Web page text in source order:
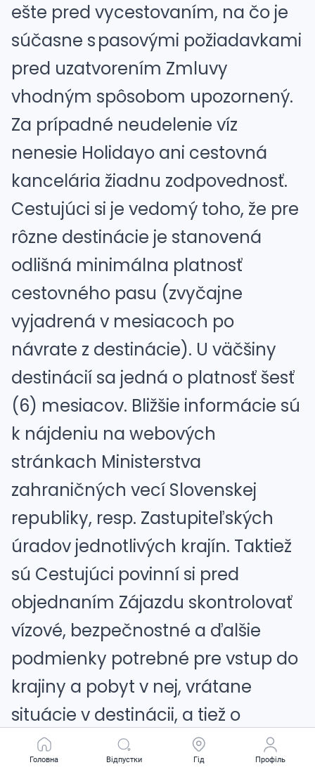
ešte pred vycestovaním, na čo je
súčasne s pasovými požiadavkami
pred uzatvorením Zmluvy
vhodným spôsobom upozornený.
Za prípadné neudelenie víz
nenesie Holidayo ani cestovná
kancelária žiadnu zodpovednosť.
Cestujúci si je vedomý toho, že pre
rôzne destinácie je stanovená
odlišná minimálna platnosť
cestovného pasu (zvyčajne
vyjadrená v mesiacoch po
návrate z destinácie). U väčšiny
destinácií sa jedná o platnosť šesť
(6) mesiacov. Bližšie informácie sú
k nájdeniu na webových
stránkach Ministerstva
zahraničných vecí Slovenskej
republiky, resp. Zastupiteľských
úradov jednotlivých krajín. Taktiež
sú Cestujúci povinní si pred
objednaním Zájazdu skontrolovať
vízové, bezpečnostné a ďalšie
podmienky potrebné pre vstup do
krajiny a pobyt v nej, vrátane
situácie v destinácii, a tiež o
zdravotných požiadavkách v
Головна Відпустки Гід Профіль
Головна Відпустки Гід Профіль